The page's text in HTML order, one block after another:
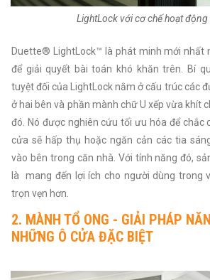
LightLock với cơ chế hoạt động
Duette® LightLock™ là phát minh mới nhất
để giải quyết bài toán khó khăn trên. Bí
tuyệt đối của LightLock nằm ở cấu trúc các
ở hai bên và phần mành chữ U xếp vừa khít
đó. Nó được nghiên cứu tối ưu hóa để chắc
cửa sẽ hấp thụ hoặc ngăn cản các tia
vào bên trong căn nhà. Với tính năng đó,
là mang đến lợi ích cho người dùng trong
trọn vẹn hơn.
2. MÀNH TỔ ONG - GIẢI PHÁP
NHỮNG Ô CỬA ĐẶC BIỆT